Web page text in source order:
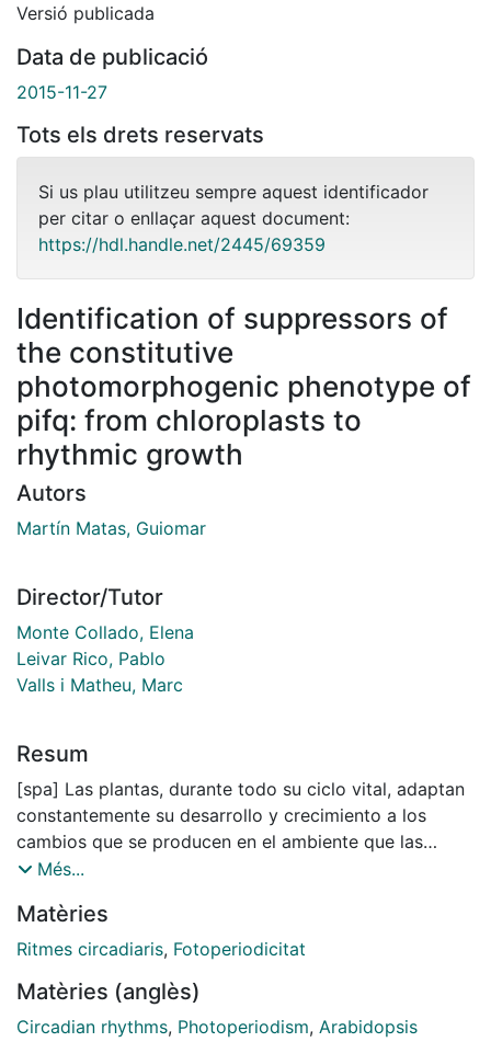
Versió publicada
Data de publicació
2015-11-27
Tots els drets reservats
Si us plau utilitzeu sempre aquest identificador
per citar o enllaçar aquest document:
https://hdl.handle.net/2445/69359
Identification of suppressors of
the constitutive
photomorphogenic phenotype of
pifq: from chloroplasts to
rhythmic growth
Autors
Martín Matas, Guiomar
Director/Tutor
Monte Collado, Elena
Leivar Rico, Pablo
Valls i Matheu, Marc
Resum
[spa] Las plantas, durante todo su ciclo vital, adaptan
constantemente su desarrollo y crecimiento a los
cambios que se producen en el ambiente que las
rodea. En periodos de oscuridad, ya sea cuando las
cuando crecen en condiciones diurnas (noche y día),
se acumulan en el núcleo los factores de transcripción
Estos factores de transcripción regulan la expresión
de miles de genes con el fin de inducir crecimiento y
Més...
Matèries
Ritmes circadiaris, Fotoperiodicitat
Matèries (anglès)
Circadian rhythms, Photoperiodism, Arabidopsis